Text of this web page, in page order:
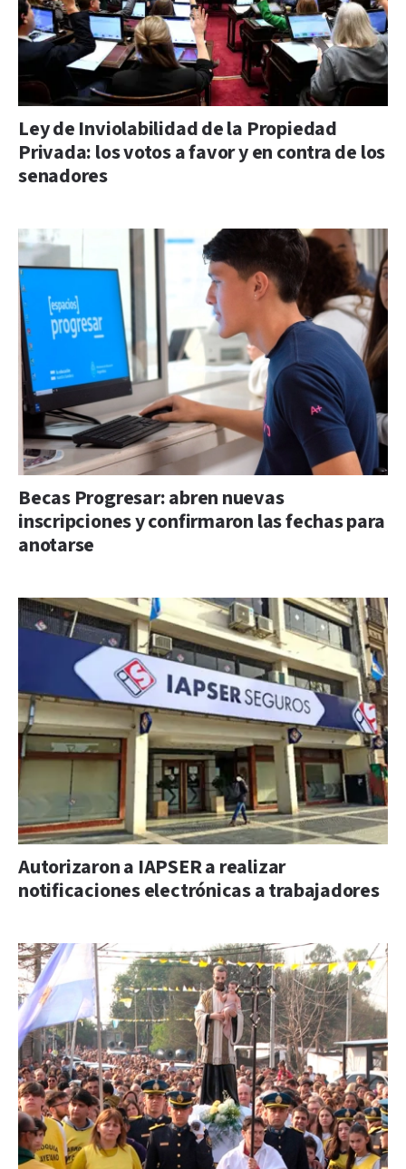
Ley de Inviolabilidad de la Propiedad
Privada: los votos a favor y en contra de los
senadores
Becas Progresar: abren nuevas
inscripciones y confirmaron las fechas para
anotarse
Autorizaron a IAPSER a realizar
notificaciones electrónicas a trabajadores